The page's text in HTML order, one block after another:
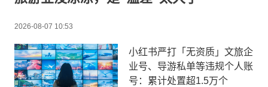
2026-08-07 10:53
小红书严打「无资质」文旅企
业号、导游私单等违规个人账
号：累计处置超1.5万个